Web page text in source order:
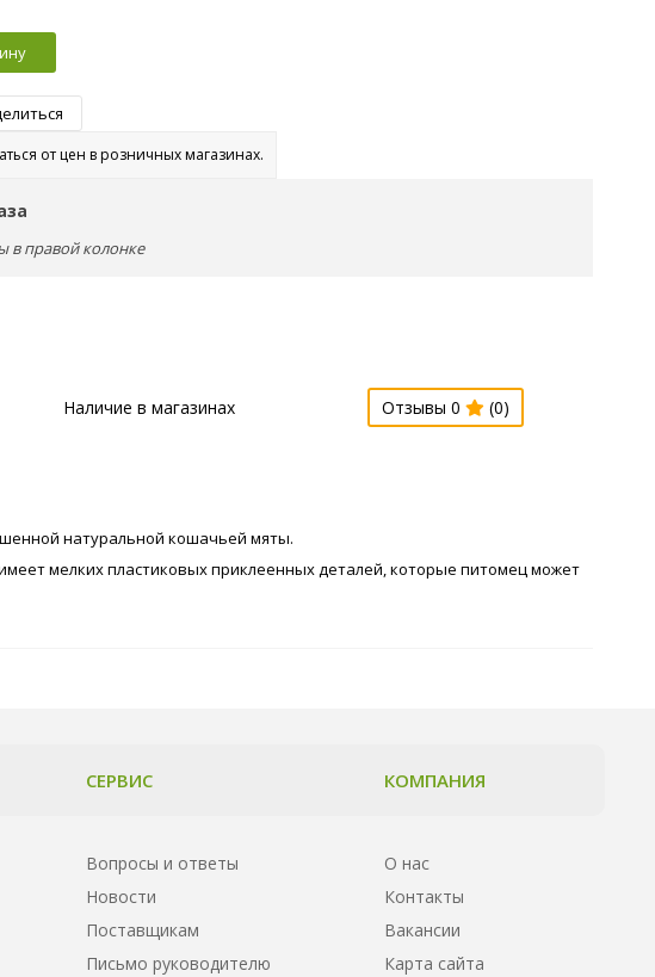
от цен в розничных магазинах.
в правой колонке
Наличие в магазинах Отзывы 0 (0)
натуральной кошачьей мяты.
мелких пластиковых приклеенных деталей, которые питомец может
СЕРВИС
Вопросы и ответы
Новости
Поставщикам
Письмо руководителю
КОМПАНИЯ
О нас
Контакты
Вакансии
Карта сайта